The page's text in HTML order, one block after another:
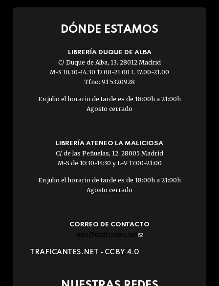
DÓNDE ESTAMOS
LIBRERÍA DUQUE DE ALBA
C/ Duque de Alba, 13. 28012 Madrid
M-S 10.30-14.30 17.00-21.00 L 17.00-21.00
Tfno: 91 5320928
En julio el horario de tarde es de 18:00h a 21:00h
Agosto cerrado
LIBRERÍA ATENEO LA MALICIOSA
C/ de las Peñuelas, 12. 28005 Madrid
M-S de 10:30-14:30 y L-V 17:00-21:00
En julio el horario de tarde es de 18:00h a 21:00h
Agosto cerrado
CORREO DE CONTACTO
info@traficantes.net (link
e-
TRAFICANTES.NET - CC BY 4.0